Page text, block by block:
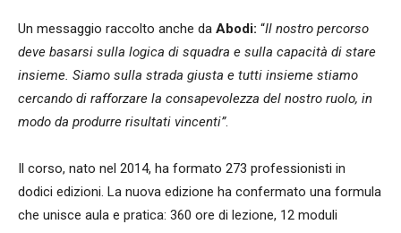
Un messaggio raccolto anche da Abodi: “Il nostro percorso
deve basarsi sulla logica di squadra e sulla capacità di stare
insieme. Siamo sulla strada giusta e tutti insieme stiamo
cercando di rafforzare la consapevolezza del nostro ruolo, in
modo da produrre risultati vincenti”.
Il corso, nato nel 2014, ha formato 273 professionisti in
dodici edizioni. La nuova edizione ha confermato una formula
che unisce aula e pratica: 360 ore di lezione, 12 moduli